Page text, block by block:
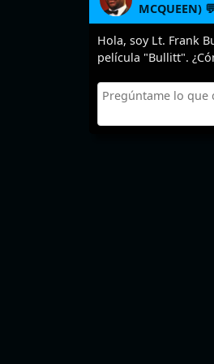
MCQUEEN)
Hola, soy Lt. Frank
película "Bullitt".